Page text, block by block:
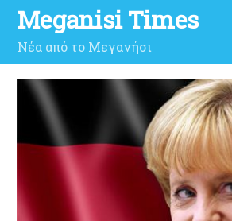
Meganisi Times
Νέα από το Μεγανήσι